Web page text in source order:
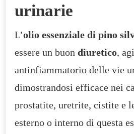
urinarie
L’olio essenziale di pino
essere un buon diuretico,
antinfiammatorio delle vie
dimostrandosi efficace nei
prostatite, uretrite, cistite e
esterno o interno di questa